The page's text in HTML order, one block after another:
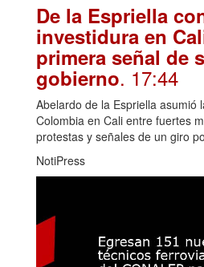
De la Espriella
investidura en
primera señal de
gobierno. 17:44
Abelardo de la Espriella asumió
Colombia en Cali entre fuertes
protestas y señales de un giro
NotiPress